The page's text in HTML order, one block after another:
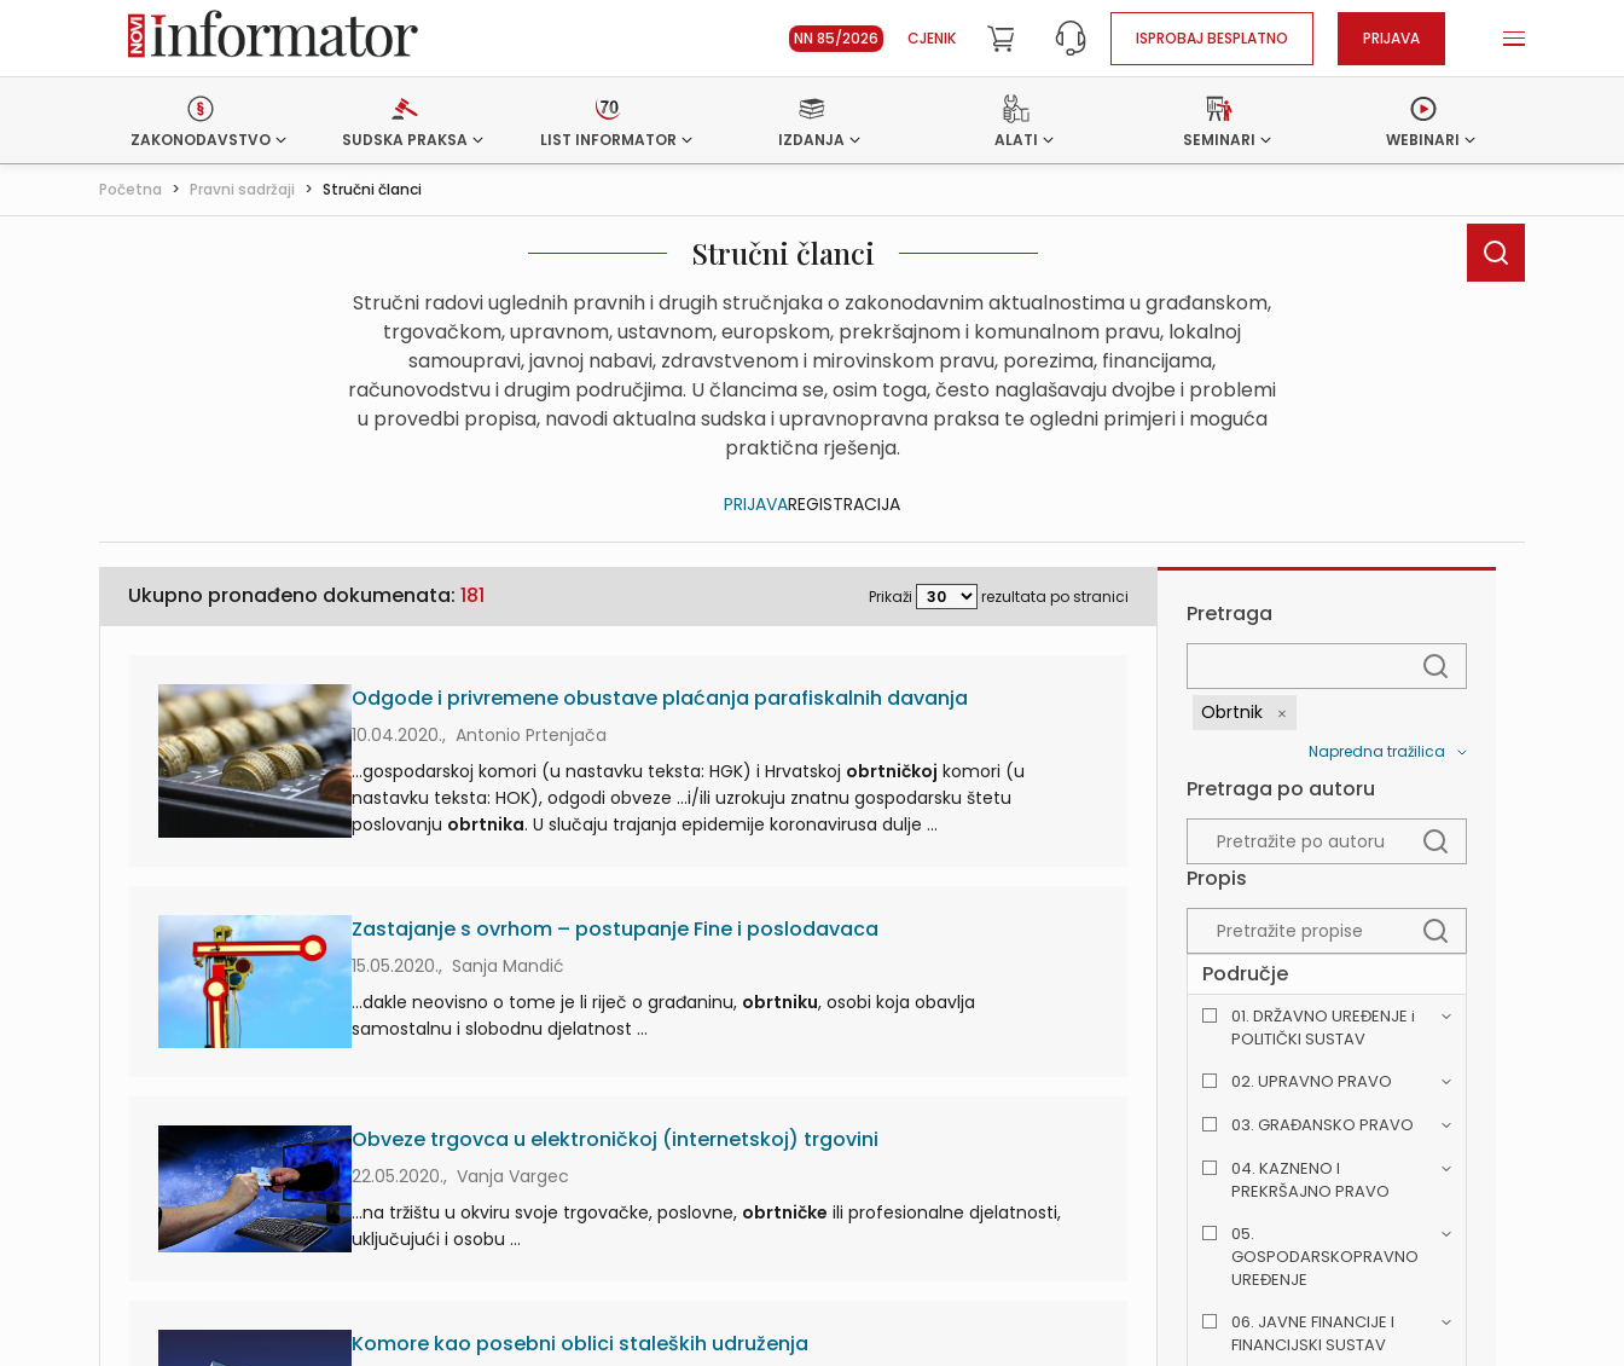
NN 85/2026 CJENIK ISPROBAJ BESPLATNO PRIJAVA
ZAKONODAVSTVO SUDSKA PRAKSA LIST INFORMATOR IZDANJA ALATI SEMINARI WEBINARI
Početna > Pravni sadržaji > Stručni članci
Stručni članci
Stručni radovi uglednih pravnih i drugih stručnjaka o zakonodavnim aktualnostima u građanskom,
trgovačkom, upravnom, ustavnom, europskom, prekršajnom i komunalnom pravu, lokalnoj
samoupravi, javnoj nabavi, zdravstvenom i mirovinskom pravu, porezima, financijama,
računovodstvu i drugim područjima. U člancima se, osim toga, često naglašavaju dvojbe i problemi
u provedbi propisa, navodi aktualna sudska i upravnopravna praksa te ogledni primjeri i moguća
praktična rješenja.
PRIJAVAREGISTRACIJA
Ukupno pronađeno dokumenata: 181 Prikaži rezultata po stranici
Odgode i privremene obustave plaćanja parafiskalnih davanja
10.04.2020., Antonio Prtenjača
...gospodarskoj komori (u nastavku teksta: HGK) i Hrvatskoj obrtničkoj komori (u
nastavku teksta: HOK), odgodi obveze ...i/ili uzrokuju znatnu gospodarsku štetu
poslovanju obrtnika . U slučaju trajanja epidemije koronavirusa dulje ...
Zastajanje s ovrhom – postupanje Fine i poslodavaca
15.05.2020., Sanja Mandić
...dakle neovisno o tome je li riječ o građaninu, obrtniku, osobi koja obavlja
samostalnu i slobodnu djelatnost ...
Obveze trgovca u elektroničkoj (internetskoj) trgovini
22.05.2020., Vanja Vargec
...na tržištu u okviru svoje trgovačke, poslovne, obrtničke ili profesionalne djelatnosti,
uključujući i osobu ...
Komore kao posebni oblici staleških udruženja
Pretraga
Obrtnik
Napredna tražilica
Pretraga po autoru
Propis
Područje
01. DRŽAVNO UREĐENJE i
POLITIČKI SUSTAV
02. UPRAVNO PRAVO
03. GRAĐANSKO PRAVO
04. KAZNENO I
PREKRŠAJNO PRAVO
05.
GOSPODARSKOPRAVNO
UREĐENJE
06. JAVNE FINANCIJE I
FINANCIJSKI SUSTAV